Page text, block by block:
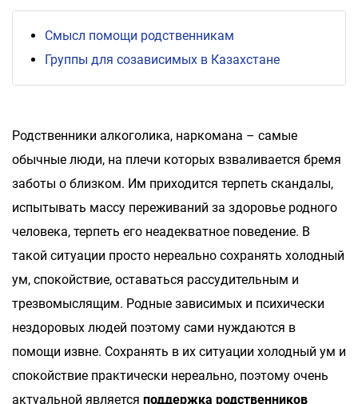
Смысл помощи родственникам
Группы для созависимых в Казахстане
Родственники алкоголика, наркомана – самые
обычные люди, на плечи которых взваливается бремя
заботы о близком. Им приходится терпеть скандалы,
испытывать массу переживаний за здоровье родного
человека, терпеть его неадекватное поведение. В
такой ситуации просто нереально сохранять холодный
ум, спокойствие, оставаться рассудительным и
трезвомыслящим. Родные зависимых и психически
нездоровых людей поэтому сами нуждаются в
помощи извне. Сохранять в их ситуации холодный ум и
спокойствие практически нереально, поэтому очень
актуальной является поддержка родственников